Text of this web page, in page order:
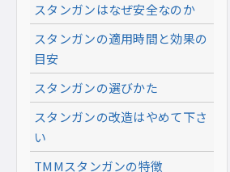
スタンガンはなぜ安全なのか
スタンガンの適用時間と効果の
目安
スタンガンの選びかた
スタンガンの改造はやめて下さ
い
TMMスタンガンの特徴